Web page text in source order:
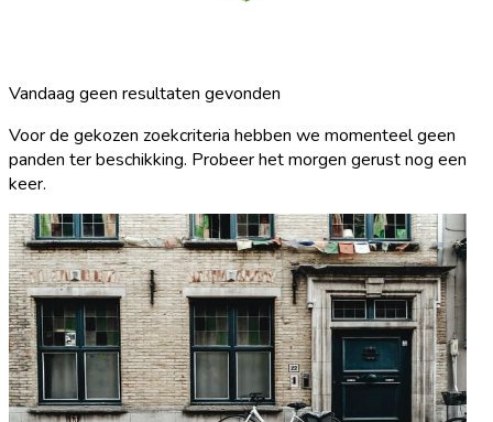
Vandaag geen resultaten gevonden
Voor de gekozen zoekcriteria hebben we momenteel geen
panden ter beschikking. Probeer het morgen gerust nog een
keer.